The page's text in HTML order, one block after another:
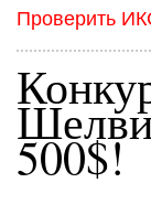
Проверить
500$!